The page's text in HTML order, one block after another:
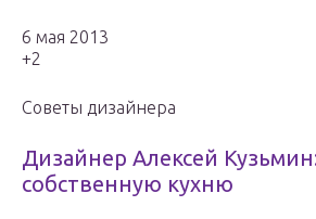
6 мая 2013
+2
Советы дизайнера
Дизайнер Алексей
собственную кухню